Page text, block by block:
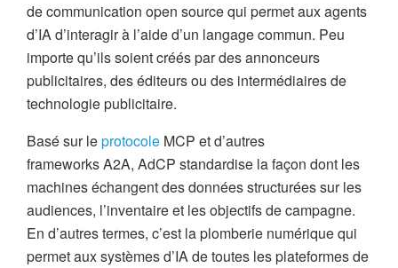
de communication open source qui permet aux agents
d’IA d’interagir à l’aide d’un langage commun. Peu
importe qu’ils soient créés par des annonceurs
publicitaires, des éditeurs ou des intermédiaires de
technologie publicitaire.
Basé sur leprotocole MCP et d’autres
frameworks A2A, AdCP standardise la façon dont les
machines échangent des données structurées sur les
audiences, l’inventaire et les objectifs de campagne.
En d’autres termes, c’est la plomberie numérique qui
permet aux systèmes d’IA de toutes les plateformes de